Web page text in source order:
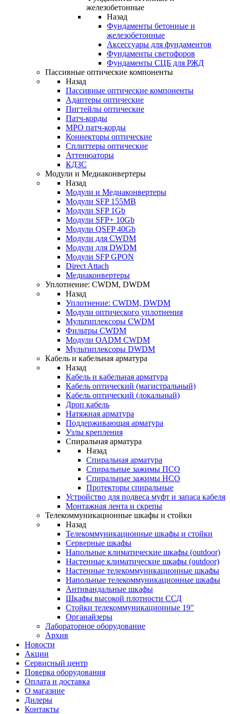
железобетонные
Назад
Фундаменты бетонные и
железобетонные
Аксессуары для фундаментов
Фундаменты светофоров
Фундаменты СЦБ для РЖД
Пассивные оптические компоненты
Назад
Пассивные оптические компоненты
Адаптеры оптические
Пигтейлы оптические
Патч-корды
MPO патч-корды
Коннекторы оптические
Сплиттеры оптические
Аттенюаторы
КДЗС
Модули и Медиаконвертеры
Назад
Модули и Медиаконвертеры
Модули SFP 155MB
Модули SFP 1Gb
Модули SFP+ 10Gb
Модули QSFP 40Gb
Модули для CWDM
Модули для DWDM
Модули SFP GPON
Direct Attach
Медиаконвертеры
Уплотнение: CWDM, DWDM
Назад
Уплотнение: CWDM, DWDM
Модули оптического уплотнения
Мультиплексоры CWDM
Фильтры CWDM
Модули OADM CWDM
Мультиплексоры DWDM
Кабель и кабельная арматура
Назад
Кабель и кабельная арматура
Кабель оптический (магистральный)
Кабель оптический (локальный)
Дроп кабель
Натяжная арматура
Поддерживающая арматура
Узлы крепления
Спиральная арматура
Назад
Спиральная арматура
Спиральные зажимы ПСО
Спиральные зажимы НСО
Протекторы спиральные
Устройство для подвеса муфт и запаса кабеля
Монтажная лента и скрепы
Телекоммуникационные шкафы и стойки
Назад
Телекоммуникационные шкафы и стойки
Серверные шкафы
Напольные климатические шкафы (outdoor)
Настенные климатические шкафы (outdoor)
Настенные телекоммуникационные шкафы
Напольные телекоммуникационные шкафы
Антивандальные шкафы
Шкафы высокой плотности ССД
Стойки телекоммуникационные 19"
Органайзеры
Лабораторное оборудование
Архив
Новости
Акции
Сервисный центр
Поверка оборудования
Оплата и доставка
О магазине
Дилеры
Контакты